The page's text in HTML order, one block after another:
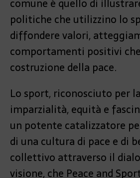
comune è quello di
politiche che utilizzino lo
diffondere valori,
comportamenti positivi
costruzione della pace.
Lo sport, riconosciuto per
imparzialità, equità e
un potente catalizzatore
di una cultura di pace e di
collettivo attraverso il
visione, che Peace and